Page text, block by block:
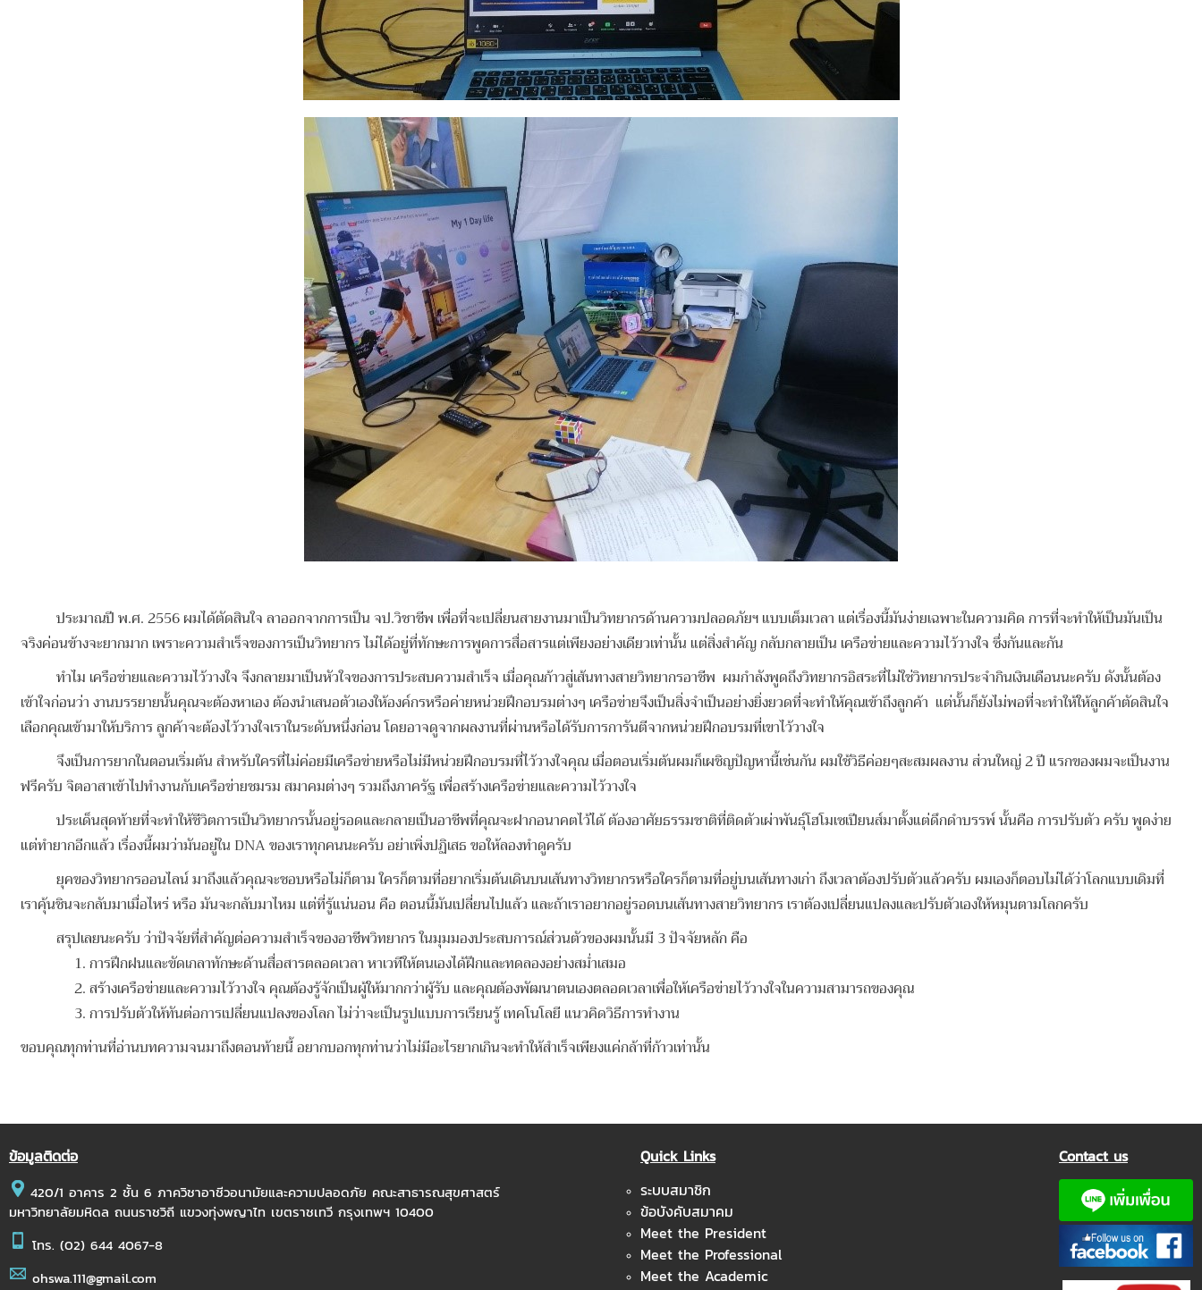
ประมาณปี พ.ศ. 2556 ผมได้ตัดสินใจ ลาออกจากการเป็น จป.วิชาชีพ เพื่อที่จะเปลี่ยนสายงานมาเป็นวิทยากรด้านความปลอดภัยฯ แบบเต็มเวลา แต่เรื่องนี้มันง่ายเฉพาะในความคิด การที่จะทำให้เป็นมันเป็น
จริงค่อนข้างจะยากมาก เพราะความสำเร็จของการเป็นวิทยากร ไม่ได้อยู่ที่ทักษะการพูดการสื่อสารแต่เพียงอย่างเดียวเท่านั้น แต่สิ่งสำคัญ กลับกลายเป็น เครือข่ายและความไว้วางใจ ซึ่งกันและกัน
ทำไม เครือข่ายและความไว้วางใจ จึงกลายมาเป็นหัวใจของการประสบความสำเร็จ เมื่อคุณก้าวสู่เส้นทางสายวิทยากรอาชีพ ผมกำลังพูดถึงวิทยากรอิสระที่ไม่ใช่วิทยากรประจำกินเงินเดือนนะครับ ดังนั้นต้อง
เข้าใจก่อนว่า งานบรรยายนั้นคุณจะต้องหาเอง ต้องนำเสนอตัวเองให้องค์กรหรือค่ายหน่วยฝึกอบรมต่างๆ เครือข่ายจึงเป็นสิ่งจำเป็นอย่างยิ่งยวดที่จะทำให้คุณเข้าถึงลูกค้า แต่นั้นก็ยังไม่พอที่จะทำให้ให้ลูกค้าตัดสินใจ
เลือกคุณเข้ามาให้บริการ ลูกค้าจะต้องไว้วางใจเราในระดับหนึ่งก่อน โดยอาจดูจากผลงานที่ผ่านหรือได้รับการการันตีจากหน่วยฝึกอบรมที่เขาไว้วางใจ
จึงเป็นการยากในตอนเริ่มต้น สำหรับใครที่ไม่ค่อยมีเครือข่ายหรือไม่มีหน่วยฝึกอบรมที่ไว้วางใจคุณ เมื่อตอนเริ่มต้นผมก็เผชิญปัญหานี้เช่นกัน ผมใช้วิธีค่อยๆสะสมผลงาน ส่วนใหญ่ 2 ปี แรกของผมจะเป็นงาน
ฟรีครับ จิตอาสาเข้าไปทำงานกับเครือข่ายชมรม สมาคมต่างๆ รวมถึงภาครัฐ เพื่อสร้างเครือข่ายและความไว้วางใจ
ประเด็นสุดท้ายที่จะทำให้ชีวิตการเป็นวิทยากรนั้นอยู่รอดและกลายเป็นอาชีพที่คุณจะฝากอนาคตไว้ได้ ต้องอาศัยธรรมชาติที่ติดตัวเผ่าพันธุ์โฮโมเซเปียนส์มาตั้งแต่ดึกดำบรรพ์ นั้นคือ การปรับตัว ครับ พูดง่าย
แต่ทำยากอีกแล้ว เรื่องนี้ผมว่ามันอยู่ใน DNA ของเราทุกคนนะครับ อย่าเพิ่งปฏิเสธ ขอให้ลองทำดูครับ
ยุคของวิทยากรออนไลน์ มาถึงแล้วคุณจะชอบหรือไม่ก็ตาม ใครก็ตามที่อยากเริ่มต้นเดินบนเส้นทางวิทยากรหรือใครก็ตามที่อยู่บนเส้นทางเก่า ถึงเวลาต้องปรับตัวแล้วครับ ผมเองก็ตอบไม่ได้ว่าโลกแบบเดิมที่
เราคุ้นชินจะกลับมาเมื่อไหร่ หรือ มันจะกลับมาไหม แต่ที่รู้แน่นอน คือ ตอนนี้มันเปลี่ยนไปแล้ว และถ้าเราอยากอยู่รอดบนเส้นทางสายวิทยากร เราต้องเปลี่ยนแปลงและปรับตัวเองให้หมุนตามโลกครับ
สรุปเลยนะครับ ว่าปัจจัยที่สำคัญต่อความสำเร็จของอาชีพวิทยากร ในมุมมองประสบการณ์ส่วนตัวของผมนั้นมี 3 ปัจจัยหลัก คือ
1. การฝึกฝนและขัดเกลาทักษะด้านสื่อสารตลอดเวลา หาเวทีให้ตนเองได้ฝึกและทดลองอย่างสม่ำเสมอ
2.สร้างเครือข่ายและความไว้วางใจ คุณต้องรู้จักเป็นผู้ให้มากกว่าผู้รับ และคุณต้องพัฒนาตนเองตลอดเวลาเพื่อให้เครือข่ายไว้วางใจในความสามารถของคุณ
3.การปรับตัวให้ทันต่อการเปลี่ยนแปลงของโลก ไม่ว่าจะเป็นรูปแบบการเรียนรู้ เทคโนโลยี แนวคิดวิธีการทำงาน
ขอบคุณทุกท่านที่อ่านบทความจนมาถึงตอนท้ายนี้ อยากบอกทุกท่านว่าไม่มีอะไรยากเกินจะทำให้สำเร็จเพียงแค่กล้าที่ก้าวเท่านั้น
ข้อมูลติดต่อ
420/1 อาคาร 2 ชั้น 6 ภาควิชาอาชีวอนามัยและความปลอดภัย คณะสาธารณสุขศาสตร์
มหาวิทยาลัยมหิดล ถนนราชวิถี แขวงทุ่งพญาไท เขตราชเทวี กรุงเทพฯ 10400
โทร. (02) 644 4067-8
ohswa.111@gmail.com
Quick Links
ระบบสมาชิก
ข้อบังคับสมาคม
Meet the President
Meet the Professional
Meet the Academic
Contact us